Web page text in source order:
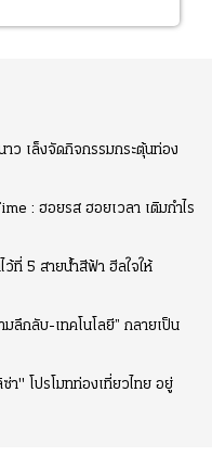
ว เล็งจัดกิจกรรมกระตุ้นท่อง
: ฮอยรส ฮอยเวลา เติมกำไร
ที่ 5 สายน้ำสีฟ้า ฮีลใจให้
ลึกลับ-เทคโนโลยี” กลายเป็น
า" โปรโมทท่องเที่ยวไทย อยู่